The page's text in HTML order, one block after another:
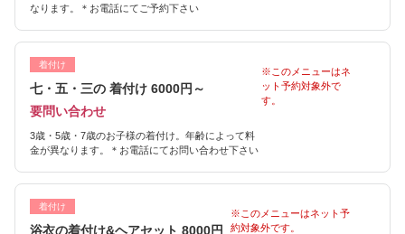
なります。＊お電話にてご予約下さい
着付け
七・五・三の 着付け 6000円～
要問い合わせ
3歳・5歳・7歳のお子様の着付け。年齢によって料
金が異なります。＊お電話にてお問い合わせ下さい
※このメニューはネ
ット予約対象外で
す。
着付け
浴衣の着付け&ヘアセット 8000円
※このメニューはネット予
約対象外です。